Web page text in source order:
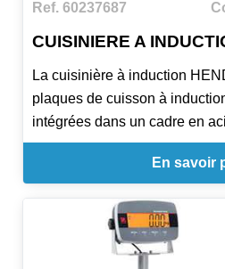
Ref. 60237687
CUISINIERE A
La cuisinière à induction
plaques de cuisson à
intégrées dans un cadre en
avec une surface élégante en
niveaux de puissance précis,
établissements de
pieds réglables assurent la
étagère intégrée permet un
En savoir